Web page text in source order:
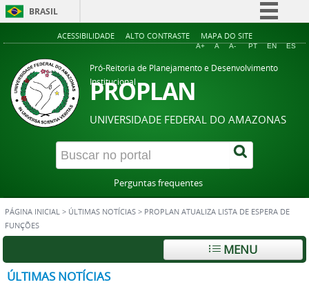
BRASIL
Simplifique!
Acesso à informação
Legislação
Canais
ACESSIBILIDADE ALTO CONTRASTE MAPA DO SITE
A+ A A- PT EN ES
Pró-Reitoria de Planejamento e Desenvolvimento
Institucional
PROPLAN
UNIVERSIDADE FEDERAL DO AMAZONAS
Perguntas frequentes
PÁGINA INICIAL > ÚLTIMAS NOTÍCIAS > PROPLAN ATUALIZA LISTA DE ESPERA DE
FUNÇÕES
MENU
ÚLTIMAS NOTÍCIAS